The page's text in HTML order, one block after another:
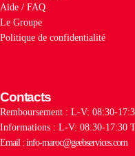
Aide / FAQ
Le Groupe
Politique de confidentialité
Contacts
Remboursement : L-V: 08:30-
Informations : L-V: 08:30-17:30
Email : info-maroc@geebservices.com